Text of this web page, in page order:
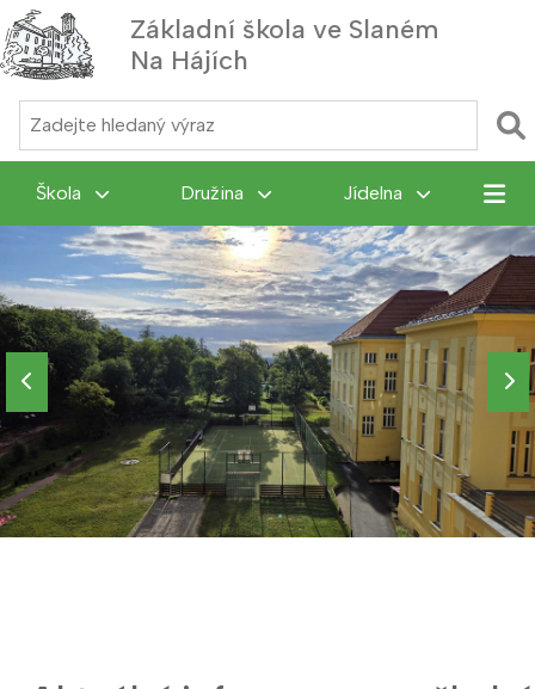
Základní škola ve Slaném
Na Hájích
Škola Družina Jídelna